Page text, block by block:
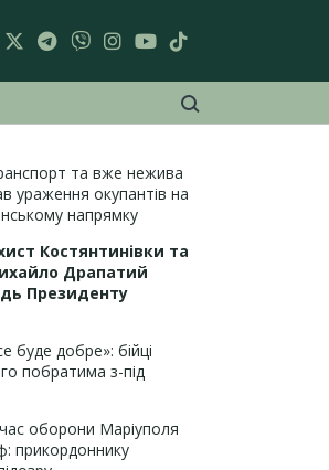
та вже нежива
ураження окупантів на
напрямку
Костянтинівки та
Драпатий
Президенту
буде добре»: бійці
побратима з-під
оборони Маріуполя
прикордоннику